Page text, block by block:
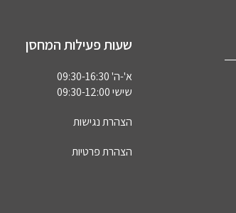
שעות פעילות המחסן
א'-ה' 09:30-16:30
שישי 09:30-12:00
הצהרת נגישות
הצהרת פרטיות